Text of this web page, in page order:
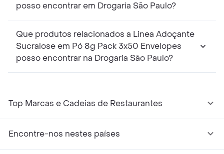
posso encontrar em Drogaria São Paulo?
Que produtos relacionados a Linea Adoçante
Sucralose em Pó 8g Pack 3x50 Envelopes
posso encontrar na Drogaria São Paulo?
Top Marcas e Cadeias de Restaurantes
Encontre-nos nestes países